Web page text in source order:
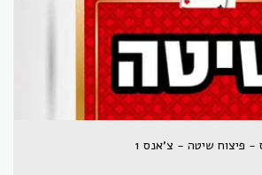
פיצוח שיטה - צ'אנס 1